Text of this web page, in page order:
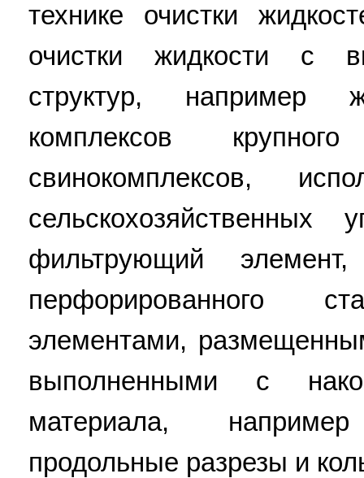
технике очистки
очистки жидкости с
структур, например
комплексов
свинокомплексов,
сельскохозяйственных
фильтрующий
перфорированного
элементами,
выполненными с
материала,
продольные разрезы и